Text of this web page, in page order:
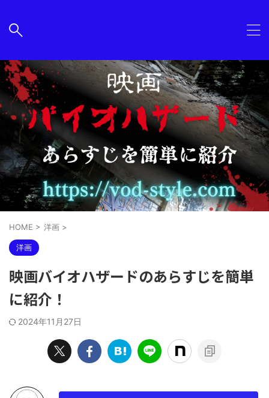
HOME > 洋画 >
洋画
映画バイオハザードのあらすじを簡単
に紹介！
2024年11月27日